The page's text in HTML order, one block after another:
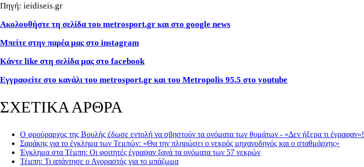
Πηγή: ieidiseis.gr
Ακολουθήστε τη σελίδα του metrosport.gr και στο google news
Μπείτε στην παρέα μας στο instagram
Κάντε like στη σελίδα μας στο facebook
Εγγραφείτε στο κανάλι του metrosport.gr και του Metropolis 95.5 στο youtube
ΣΧΕΤΙΚΑ ΑΡΘΡΑ
Ο φρούραρχος της Βουλής έδωσε εντολή να σβηστούν τα ονόματα των θυμάτων - «Δεν ήξερα τι έγραφαν»!
Σαράκης για το έγκλημα των Τεμπών: «Θα την πληρώσει ο νεκρός μηχανοδηγός και ο σταθμάρχης»
Έγκλημα στα Τέμπη: Οι φοιτητές έγραψαν ξανά τα ονόματα των 57 νεκρών
Τέμπη: Τι απάντησε ο Αγοραστός για το μπάζωμα